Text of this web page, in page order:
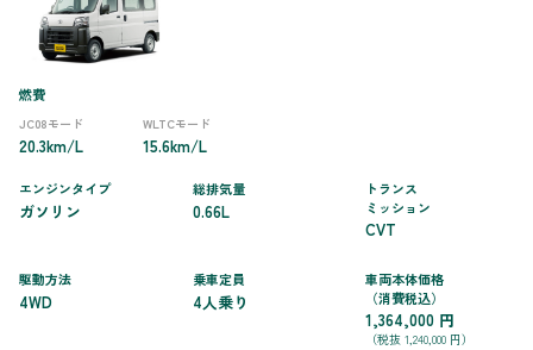
燃費
JC08モード
20.3km/L
WLTCモード
15.6km/L
エンジンタイプ
ガソリン
総排気量
0.66L
トランス
ミッション
CVT
駆動方法
4WD
乗車定員
4人乗り
車両本体価格
（消費税込）
1,364,000 円
（税抜 1,240,000 円）